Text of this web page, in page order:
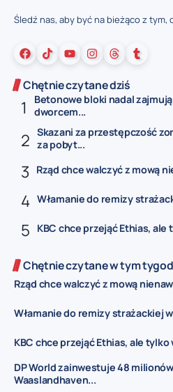
Śledź nas, aby być na bieżąco z tym,
Chętnie czytane dziś
Betonowe bloki nadal
dworcem...
Skazani za przestępczość
za pobyt...
Rząd chce walczyć z mową
Włamanie do remizy
KBC chce przejąć Ethias, ale
Chętnie czytane w tym
Rząd chce walczyć z mową
Włamanie do remizy strażackiej
KBC chce przejąć Ethias, ale tylko
DP World zainwestuje 48
Waaslandhaven...